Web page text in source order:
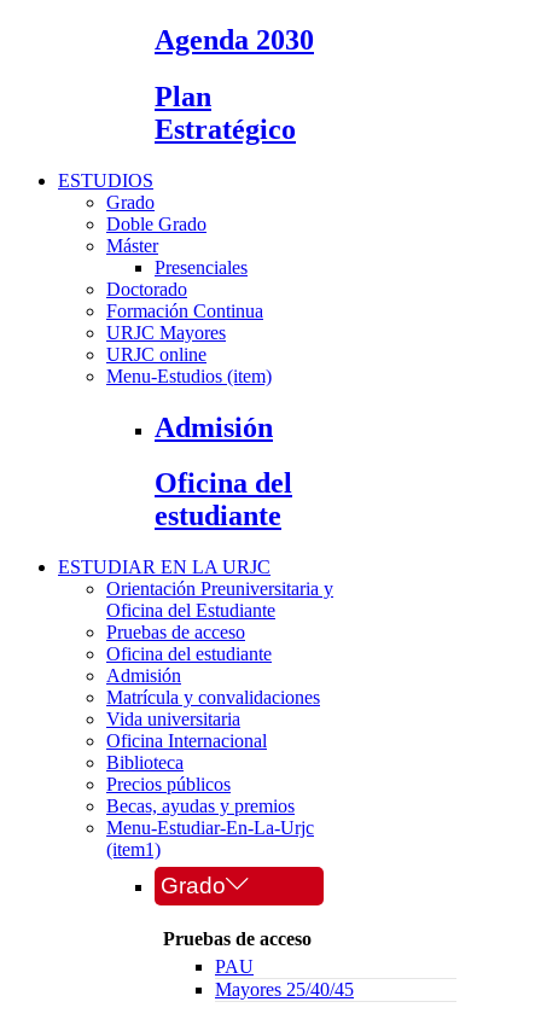
Agenda 2030
Plan
Estratégico
ESTUDIOS
Grado
Doble Grado
Máster
Presenciales
Doctorado
Formación Continua
URJC Mayores
URJC online
Menu-Estudios (item)
Admisión
Oficina del
estudiante
ESTUDIAR EN LA URJC
Orientación Preuniversitaria y
Oficina del Estudiante
Pruebas de acceso
Oficina del estudiante
Admisión
Matrícula y convalidaciones
Vida universitaria
Oficina Internacional
Biblioteca
Precios públicos
Becas, ayudas y premios
Menu-Estudiar-En-La-Urjc
(item1)
Grado
Pruebas de acceso
PAU
Mayores 25/40/45